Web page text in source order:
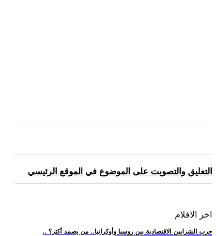
التعليق والتصويت على الموضوع في الموقع الرئيسي
اخر الافلام
.. حرب الشرايين الاقتصادية بين روسيا وأوكرانيا.. من يصمد أكثر؟